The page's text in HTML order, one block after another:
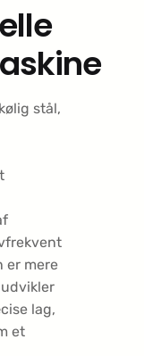
stål,
er mere
lag,
et